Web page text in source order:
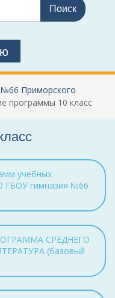
Приморского
программы 10 класс
учебных
ГБОУ гимназия №66
СРЕДНЕГО
(базовый